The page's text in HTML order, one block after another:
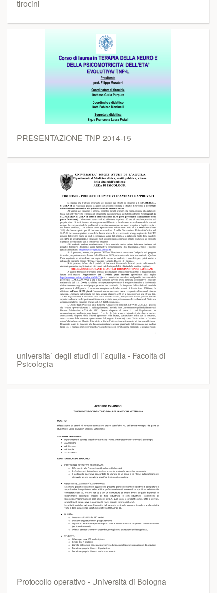
tirocini
PRESENTAZIONE TNP 2014-15
universita` degli studi di l`aquila - Facoltà di
Psicologia
Protocollo operativo - Università di Bologna